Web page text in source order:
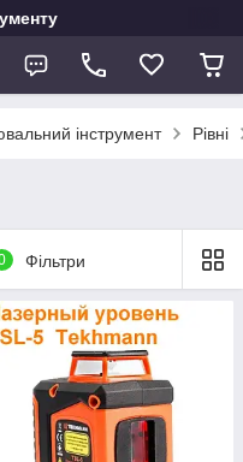
інструмент Рівні
Фільтри